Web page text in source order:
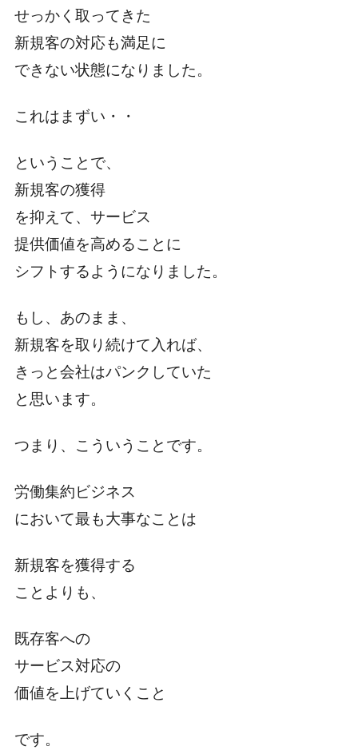
せっかく取ってきた
新規客の対応も満足に
できない状態になりました。
これはまずい・・
ということで、
新規客の獲得
を抑えて、サービス
提供価値を高めることに
シフトするようになりました。
もし、あのまま、
新規客を取り続けて入れば、
きっと会社はパンクしていた
と思います。
つまり、こういうことです。
労働集約ビジネス
において最も大事なことは
新規客を獲得する
ことよりも、
既存客への
サービス対応の
価値を上げていくこと
です。